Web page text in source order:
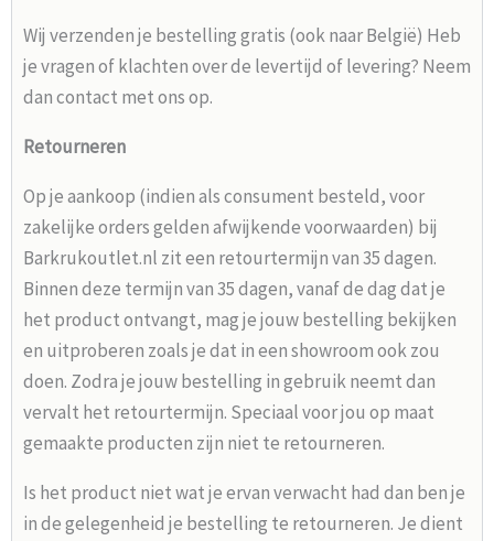
Wij verzenden je bestelling gratis (ook naar België) Heb
je vragen of klachten over de levertijd of levering? Neem
dan contact met ons op.
Retourneren
Op je aankoop (indien als consument besteld, voor
zakelijke orders gelden afwijkende voorwaarden) bij
Barkrukoutlet.nl zit een retourtermijn van 35 dagen.
Binnen deze termijn van 35 dagen, vanaf de dag dat je
het product ontvangt, mag je jouw bestelling bekijken
en uitproberen zoals je dat in een showroom ook zou
doen. Zodra je jouw bestelling in gebruik neemt dan
vervalt het retourtermijn. Speciaal voor jou op maat
gemaakte producten zijn niet te retourneren.
Is het product niet wat je ervan verwacht had dan ben je
in de gelegenheid je bestelling te retourneren. Je dient